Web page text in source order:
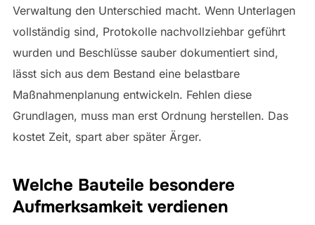
Verwaltung den Unterschied macht. Wenn Unterlagen
vollständig sind, Protokolle nachvollziehbar geführt
wurden und Beschlüsse sauber dokumentiert sind,
lässt sich aus dem Bestand eine belastbare
Maßnahmenplanung entwickeln. Fehlen diese
Grundlagen, muss man erst Ordnung herstellen. Das
kostet Zeit, spart aber später Ärger.
Welche Bauteile besondere
Aufmerksamkeit verdienen